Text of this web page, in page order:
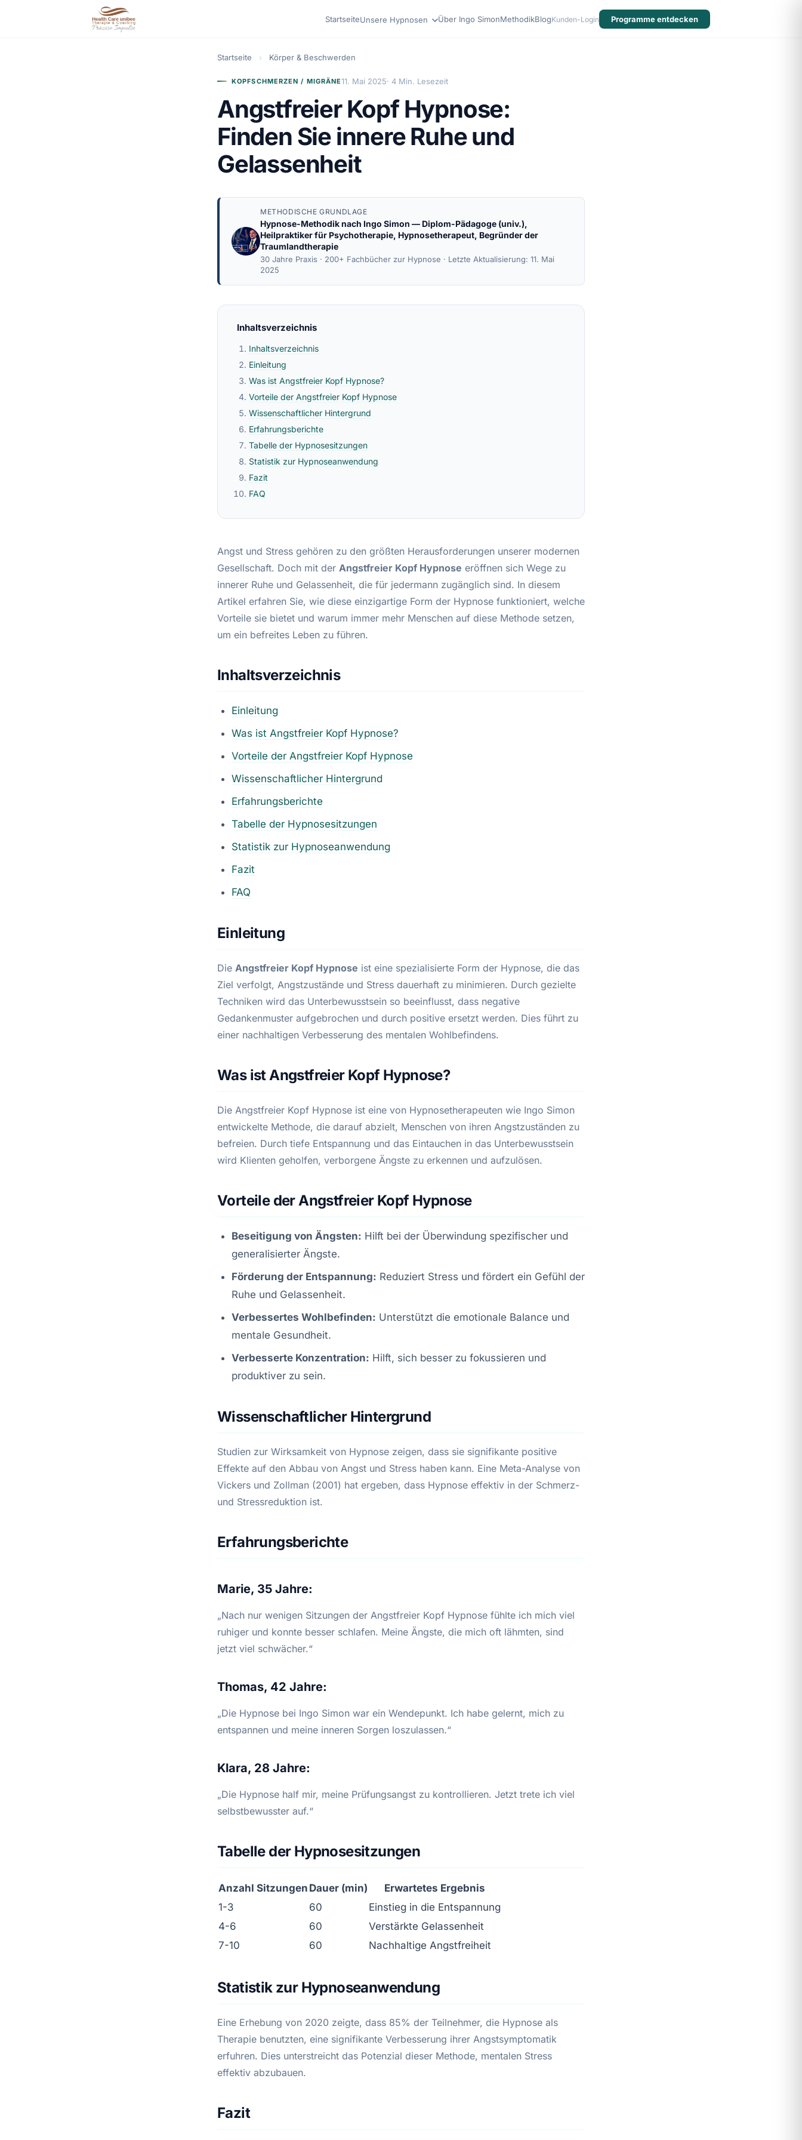
StartseiteUnsere Hypnosen Über Ingo SimonMethodikBlogKunden-Login Programme entdecken
Startseite › Körper & Beschwerden
KOPFSCHMERZEN / MIGRÄNE11. Mai 2025· 4 Min. Lesezeit
Angstfreier Kopf Hypnose:
Finden Sie innere Ruhe und
Gelassenheit
METHODISCHE GRUNDLAGE
Hypnose-Methodik nach Ingo Simon — Diplom-Pädagoge (univ.),
Heilpraktiker für Psychotherapie, Hypnosetherapeut, Begründer der
Traumlandtherapie
30 Jahre Praxis · 200+ Fachbücher zur Hypnose · Letzte Aktualisierung: 11. Mai
2025
Inhaltsverzeichnis
Inhaltsverzeichnis
Einleitung
Was ist Angstfreier Kopf Hypnose?
Vorteile der Angstfreier Kopf Hypnose
Wissenschaftlicher Hintergrund
Erfahrungsberichte
Tabelle der Hypnosesitzungen
Statistik zur Hypnoseanwendung
Fazit
FAQ
Angst und Stress gehören zu den größten Herausforderungen unserer modernen
Gesellschaft. Doch mit der Angstfreier Kopf Hypnose eröffnen sich Wege zu
innerer Ruhe und Gelassenheit, die für jedermann zugänglich sind. In diesem
Artikel erfahren Sie, wie diese einzigartige Form der Hypnose funktioniert, welche
Vorteile sie bietet und warum immer mehr Menschen auf diese Methode setzen,
um ein befreites Leben zu führen.
Inhaltsverzeichnis
Einleitung
Was ist Angstfreier Kopf Hypnose?
Vorteile der Angstfreier Kopf Hypnose
Wissenschaftlicher Hintergrund
Erfahrungsberichte
Tabelle der Hypnosesitzungen
Statistik zur Hypnoseanwendung
Fazit
FAQ
Einleitung
Die Angstfreier Kopf Hypnose ist eine spezialisierte Form der Hypnose, die das
Ziel verfolgt, Angstzustände und Stress dauerhaft zu minimieren. Durch gezielte
Techniken wird das Unterbewusstsein so beeinflusst, dass negative
Gedankenmuster aufgebrochen und durch positive ersetzt werden. Dies führt zu
einer nachhaltigen Verbesserung des mentalen Wohlbefindens.
Was ist Angstfreier Kopf Hypnose?
Die Angstfreier Kopf Hypnose ist eine von Hypnosetherapeuten wie Ingo Simon
entwickelte Methode, die darauf abzielt, Menschen von ihren Angstzuständen zu
befreien. Durch tiefe Entspannung und das Eintauchen in das Unterbewusstsein
wird Klienten geholfen, verborgene Ängste zu erkennen und aufzulösen.
Vorteile der Angstfreier Kopf Hypnose
Beseitigung von Ängsten: Hilft bei der Überwindung spezifischer und
generalisierter Ängste.
Förderung der Entspannung: Reduziert Stress und fördert ein Gefühl der
Ruhe und Gelassenheit.
Verbessertes Wohlbefinden: Unterstützt die emotionale Balance und
mentale Gesundheit.
Verbesserte Konzentration: Hilft, sich besser zu fokussieren und
produktiver zu sein.
Wissenschaftlicher Hintergrund
Studien zur Wirksamkeit von Hypnose zeigen, dass sie signifikante positive
Effekte auf den Abbau von Angst und Stress haben kann. Eine Meta-Analyse von
Vickers und Zollman (2001) hat ergeben, dass Hypnose effektiv in der Schmerz-
und Stressreduktion ist.
Erfahrungsberichte
Marie, 35 Jahre:
„Nach nur wenigen Sitzungen der Angstfreier Kopf Hypnose fühlte ich mich viel
ruhiger und konnte besser schlafen. Meine Ängste, die mich oft lähmten, sind
jetzt viel schwächer.“
Thomas, 42 Jahre:
„Die Hypnose bei Ingo Simon war ein Wendepunkt. Ich habe gelernt, mich zu
entspannen und meine inneren Sorgen loszulassen.“
Klara, 28 Jahre:
„Die Hypnose half mir, meine Prüfungsangst zu kontrollieren. Jetzt trete ich viel
selbstbewusster auf.“
Tabelle der Hypnosesitzungen
Anzahl Sitzungen Dauer (min)
Erwartetes Ergebnis
1-3
60
Einstieg in die Entspannung
4-6
60
Verstärkte Gelassenheit
7-10
60 Nachhaltige Angstfreiheit
Statistik zur Hypnoseanwendung
Eine Erhebung von 2020 zeigte, dass 85% der Teilnehmer, die Hypnose als
Therapie benutzten, eine signifikante Verbesserung ihrer Angstsymptomatik
erfuhren. Dies unterstreicht das Potenzial dieser Methode, mentalen Stress
effektiv abzubauen.
Fazit